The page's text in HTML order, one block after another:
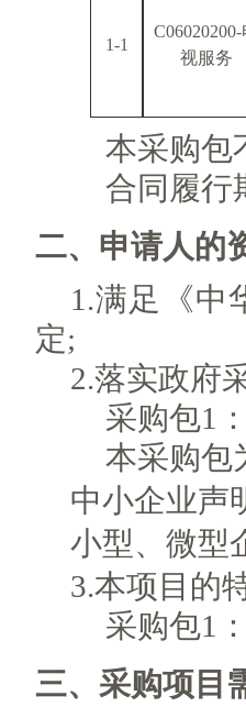
1-1
视服务
本采购包
合同履行
二、申请人的
1.满足《中
定;
2.落实政府
采购包1
本采购包
中小企业声
小型、微型
3.本项目的
采购包1
三、采购项目